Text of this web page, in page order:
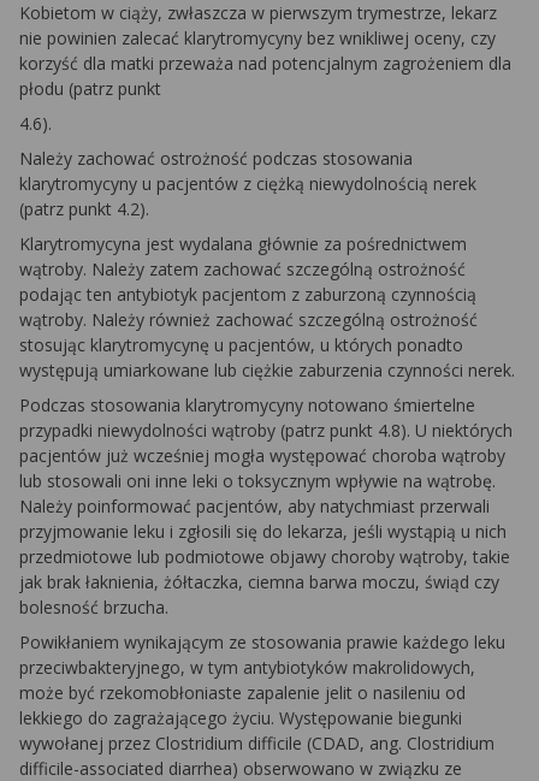
Kobietom w ciąży, zwłaszcza w pierwszym trymestrze, lekarz
nie powinien zalecać klarytromycyny bez wnikliwej oceny, czy
korzyść dla matki przeważa nad potencjalnym zagrożeniem dla
płodu (patrz punkt
4.6).
Należy zachować ostrożność podczas stosowania
klarytromycyny u pacjentów z ciężką niewydolnością nerek
(patrz punkt 4.2).
Klarytromycyna jest wydalana głównie za pośrednictwem
wątroby. Należy zatem zachować szczególną ostrożność
podając ten antybiotyk pacjentom z zaburzoną czynnością
wątroby. Należy również zachować szczególną ostrożność
stosując klarytromycynę u pacjentów, u których ponadto
występują umiarkowane lub ciężkie zaburzenia czynności nerek.
Podczas stosowania klarytromycyny notowano śmiertelne
przypadki niewydolności wątroby (patrz punkt 4.8). U niektórych
pacjentów już wcześniej mogła występować choroba wątroby
lub stosowali oni inne leki o toksycznym wpływie na wątrobę.
Należy poinformować pacjentów, aby natychmiast przerwali
przyjmowanie leku i zgłosili się do lekarza, jeśli wystąpią u nich
przedmiotowe lub podmiotowe objawy choroby wątroby, takie
jak brak łaknienia, żółtaczka, ciemna barwa moczu, świąd czy
bolesność brzucha.
Powikłaniem wynikającym ze stosowania prawie każdego leku
przeciwbakteryjnego, w tym antybiotyków makrolidowych,
może być rzekomobłoniaste zapalenie jelit o nasileniu od
lekkiego do zagrażającego życiu. Występowanie biegunki
wywołanej przez Clostridium difficile (CDAD, ang. Clostridium
difficile-associated diarrhea) obserwowano w związku ze